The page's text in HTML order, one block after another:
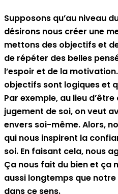
Supposons qu’au niveau
désirons nous créer une
mettons des objectifs et
de répéter des belles
l’espoir et de la
objectifs sont logiques et
Par exemple, au lieu
jugement de soi, on veut
envers soi-même. Alors,
qui nous inspirent la
soi. En faisant cela, nous
Ça nous fait du bien et ça
aussi longtemps que
dans ce sens.